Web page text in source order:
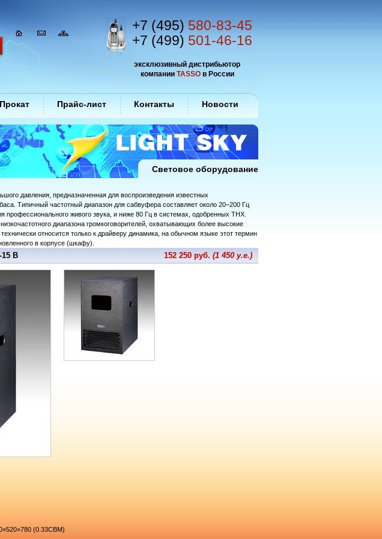
давления, предназначенная для воспроизведения известных
Типичный частотный диапазон для сабвуфера составляет около 20–200 Гц
профессионального живого звука, и ниже 80 Гц в системах, одобренных THX.
диапазона громкоговорителей, охватывающих более высокие
относится только к драйверу динамика, на обычном языке этот термин
в корпусе (шкафу).
B 152 250 руб. (1 450 у.е.)
(0.33CBM)
эксклюзивный дистрибьютор
компании TASSOв России
+7 (495) 580-83-45
+7 (499) 501-46-16
Прокат Прайс-лист Контакты Новости
Световое оборудование